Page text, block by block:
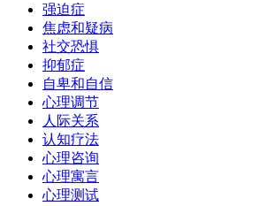
强迫症
焦虑和疑病
社交恐惧
抑郁症
自卑和自信
心理调节
人际关系
认知疗法
心理咨询
心理寓言
心理测试